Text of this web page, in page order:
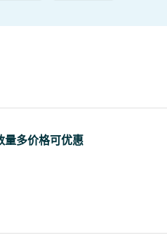
多价格可优惠